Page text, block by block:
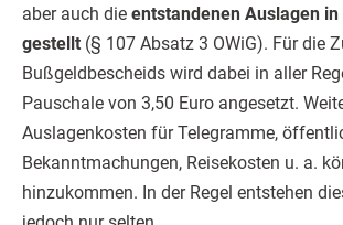
aber auch die entstandenen Auslagen in
gestellt (§ 107 Absatz 3 OWiG). Für die
Bußgeldbescheids wird dabei in aller
Pauschale von 3,50 Euro angesetzt.
Auslagenkosten für Telegramme,
Bekanntmachungen, Reisekosten u. a.
hinzukommen. In der Regel entstehen